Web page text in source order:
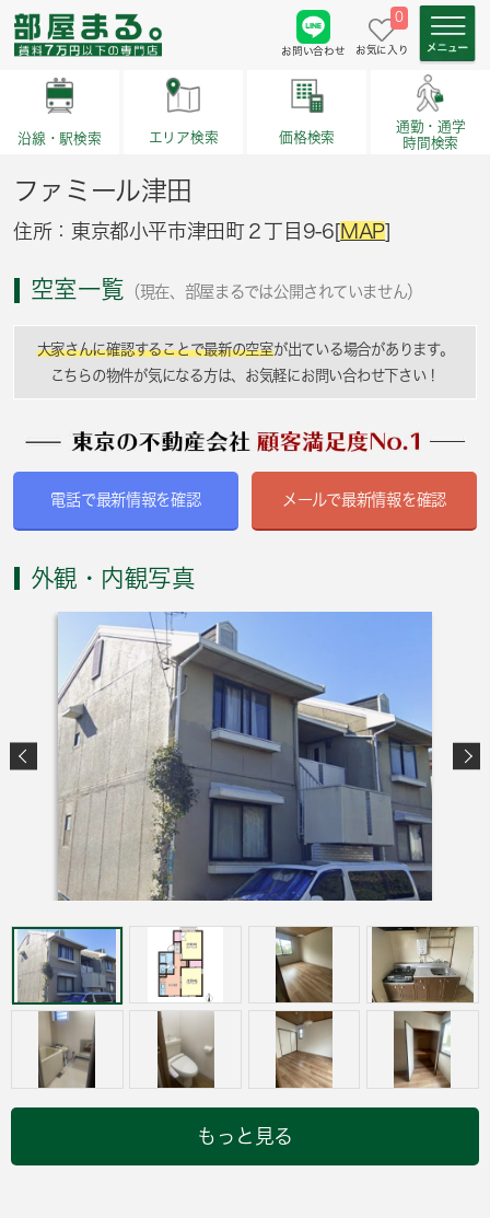
お問い合わせ
0
お気に入り
沿線・駅検索 エリア検索 価格検索
通勤・通学
時間検索
ファミール津田
住所：東京都小平市津田町２丁目9-6[MAP]
空室一覧 （現在、部屋まるでは公開されていません）
大家さんに確認することで最新の空室が出ている場合があります。
こちらの物件が気になる方は、お気軽にお問い合わせ下さい！
電話で最新情報を確認 メールで最新情報を確認
外観・内観写真
もっと見る